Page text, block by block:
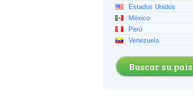
Estados Unidos
México
Perú
Venezuela
Buscar su país